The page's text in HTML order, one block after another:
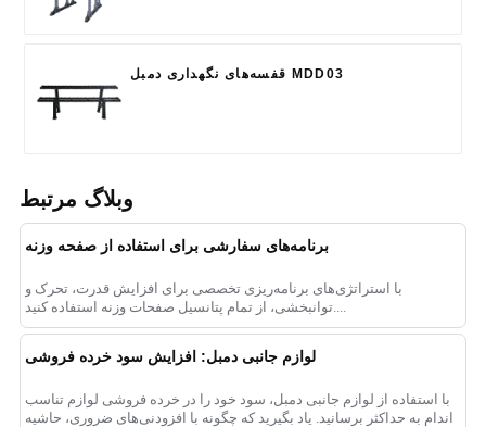
قفسه‌های نگهداری دمبل MDD03
وبلاگ مرتبط
برنامه‌های سفارشی برای استفاده از صفحه وزنه
با استراتژی‌های برنامه‌ریزی تخصصی برای افزایش قدرت، تحرک و
توانبخشی، از تمام پتانسیل صفحات وزنه استفاده کنید....
لوازم جانبی دمبل: افزایش سود خرده فروشی
با استفاده از لوازم جانبی دمبل، سود خود را در خرده فروشی لوازم تناسب
اندام به حداکثر برسانید. یاد بگیرید که چگونه با افزودنی‌های ضروری، حاشیه